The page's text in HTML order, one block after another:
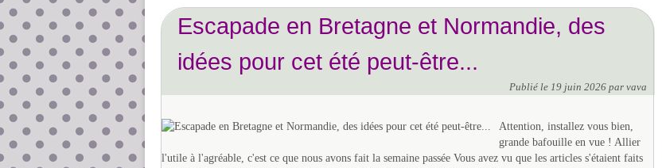
Escapade en Bretagne et Normandie, des
idées pour cet été peut-être...
Publié le 19 juin 2026 par vava
Attention, installez vous bien,
grande bafouille en vue ! Allier
l'utile à l'agréable, c'est ce que nous avons fait la semaine passée Vous avez vu que les articles s'étaient faits